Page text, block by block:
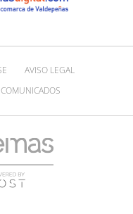
AVISO LEGAL
COMUNICADOS